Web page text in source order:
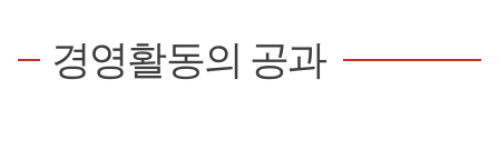
경영활동의 공과